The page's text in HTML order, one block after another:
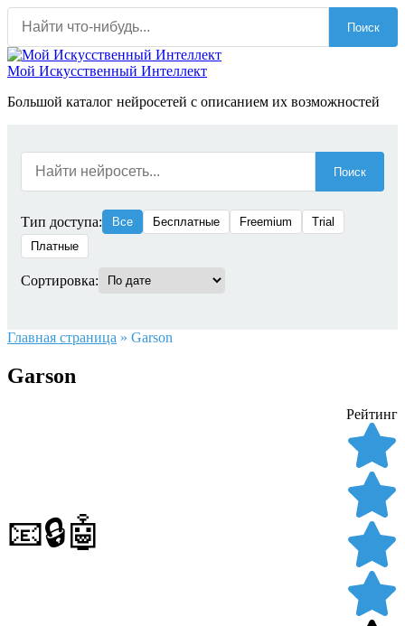
Перейти
содержанию
Поиск
Мой Искусственный Интеллект
Большой каталог нейросетей с описанием их возможностей
Поиск
Тип доступа: Все Бесплатные Freemium
Trial
Платные
Сортировка:
Главная страница » Garson
Garson
📧🔒🤖
Рейтинг